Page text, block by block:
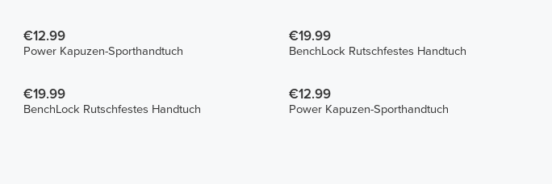
€12.99
Power Kapuzen-Sporthandtuch
€19.99
BenchLock Rutschfestes Handtuch
€19.99
BenchLock Rutschfestes Handtuch
€12.99
Power Kapuzen-Sporthandtuch